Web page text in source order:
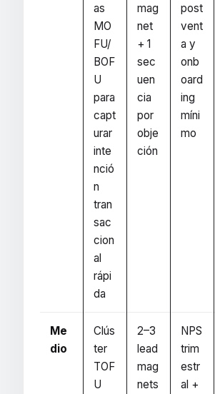
as
MO
FU/
BOF
U
para
capt
urar
inte
nció
n
tran
sac
cion
al
rápi
da
mag
net
+ 1
sec
uen
cia
por
obje
ción
post
vent
a y
onb
oard
ing
míni
mo
Me
dio
Clús
ter
TOF
U
2–3
lead
mag
nets
NPS
trim
estr
al +